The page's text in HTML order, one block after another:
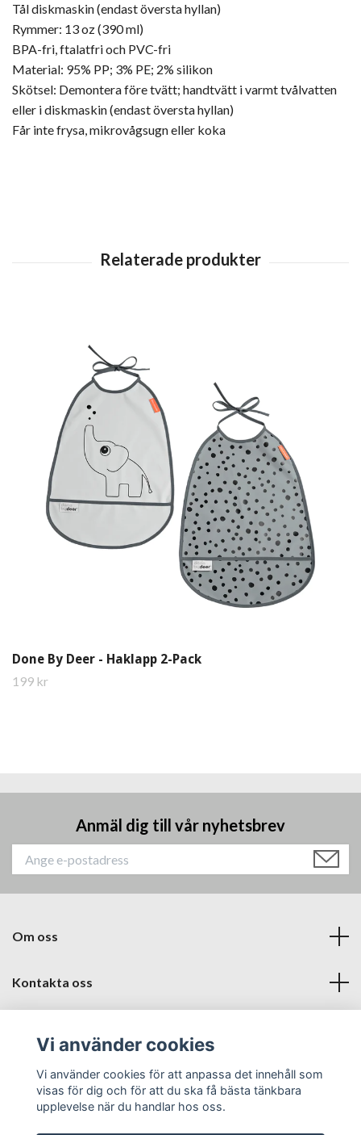
Tål diskmaskin (endast översta hyllan)
Rymmer: 13 oz (390 ml)
BPA-fri, ftalatfri och PVC-fri
Material: 95% PP; 3% PE; 2% silikon
Skötsel: Demontera före tvätt; handtvätt i varmt tvålvatten
eller i diskmaskin (endast översta hyllan)
Får inte frysa, mikrovågsugn eller koka
Done By Deer - Haklapp 2-Pack
199 kr
Anmäl dig till vår nyhetsbrev
Om oss
Kontakta oss
Sociala medier
Vi använder cookies
Vi använder cookies för att anpassa det innehåll som
visas för dig och för att du ska få bästa tänkbara
upplevelse när du handlar hos oss.